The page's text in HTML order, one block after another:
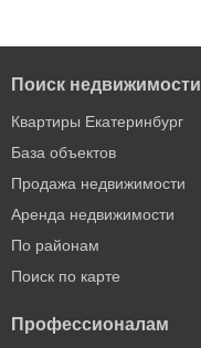
Поиск недвижимости
Квартиры Екатеринбург
База объектов
Продажа недвижимости
Аренда недвижимости
По районам
Поиск по карте
Профессионалам